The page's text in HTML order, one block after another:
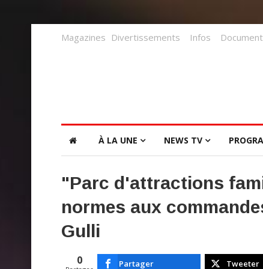
Magazines Divertissements Infos
À LA UNE NEWS TV
"Parc d'attractions
normes aux
Gulli
0 Partager Tweeter